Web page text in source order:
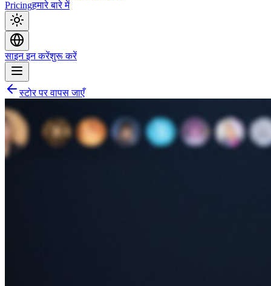
Pricingहमारे बारे में
साइन इन करेंशुरू करें
स्टोर पर वापस जाएँ